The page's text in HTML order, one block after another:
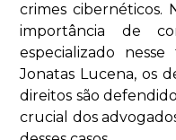
crimes cibernéticos.
importância de
especializado
Jonatas Lucena, os
direitos são
crucial dos